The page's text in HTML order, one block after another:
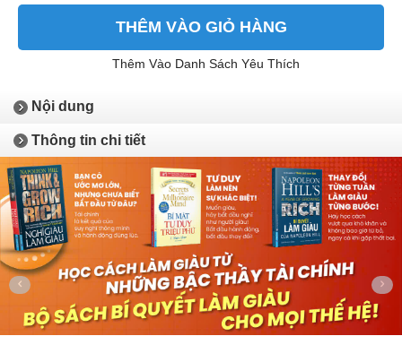
THÊM VÀO GIỎ HÀNG
Thêm Vào Danh Sách Yêu Thích
Nội dung
Thông tin chi tiết